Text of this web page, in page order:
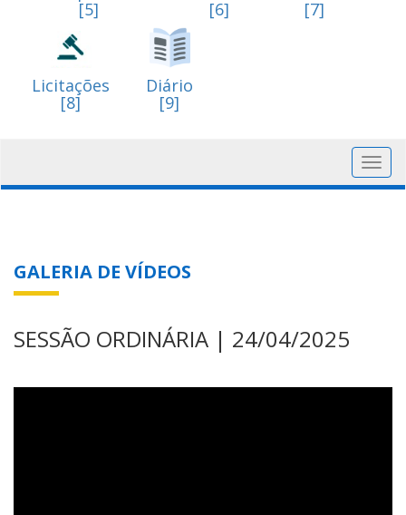
[5] [6] [7]
Licitações
[8]
Diário
[9]
GALERIA DE VÍDEOS
SESSÃO ORDINÁRIA | 24/04/2025